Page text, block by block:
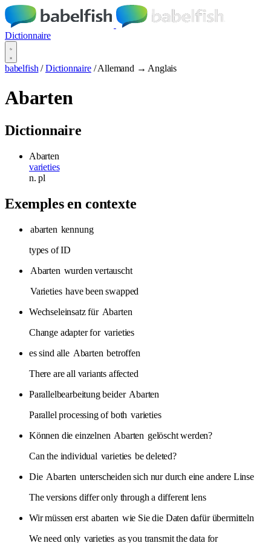
Dictionnaire
babelfish / Dictionnaire / Allemand → Anglais
Abarten
Dictionnaire
Abarten
varieties
n.pl
Exemples en contexte
abarten kennung
types of ID
Abarten wurden vertauscht
Varieties have been swapped
Wechseleinsatz für Abarten
Change adapter for varieties
es sind alle Abarten betroffen
There are all variants affected
Parallelbearbeitung beider Abarten
Parallel processing of both varieties
Können die einzelnen Abarten gelöscht werden?
Can the individual varieties be deleted?
Die Abarten unterscheiden sich nur durch eine andere Linse
The versions differ only through a different lens
Wir müssen erst abarten wie Sie die Daten dafür übermitteln
We need only varieties as you transmit the data for